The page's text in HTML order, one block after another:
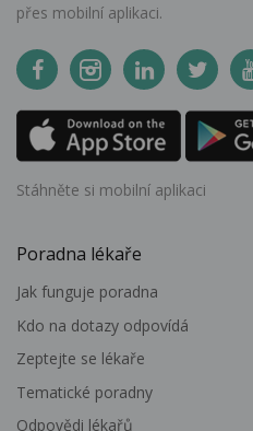
přes mobilní aplikaci.
Stáhněte si mobilní aplikaci
Poradna lékaře
Jak funguje poradna
Kdo na dotazy odpovídá
Zeptejte se lékaře
Tematické poradny
Odpovědi lékařů